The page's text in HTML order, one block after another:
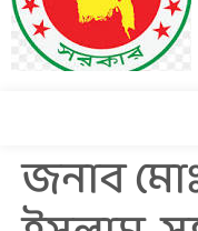
জনাব